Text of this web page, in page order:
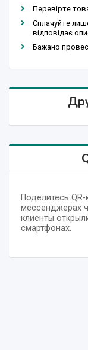
Перевірте
Сплачуйте
відповідає
Бажано
Поделитесь
мессенджерах
клиенты
смартфонах.